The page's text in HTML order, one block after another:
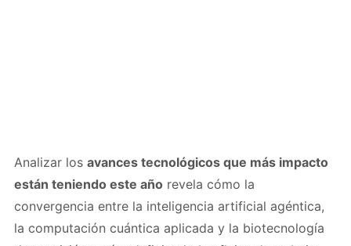
Analizar los avances tecnológicos que más impacto
están teniendo este año revela cómo la
convergencia entre la inteligencia artificial agéntica,
la computación cuántica aplicada y la biotecnología